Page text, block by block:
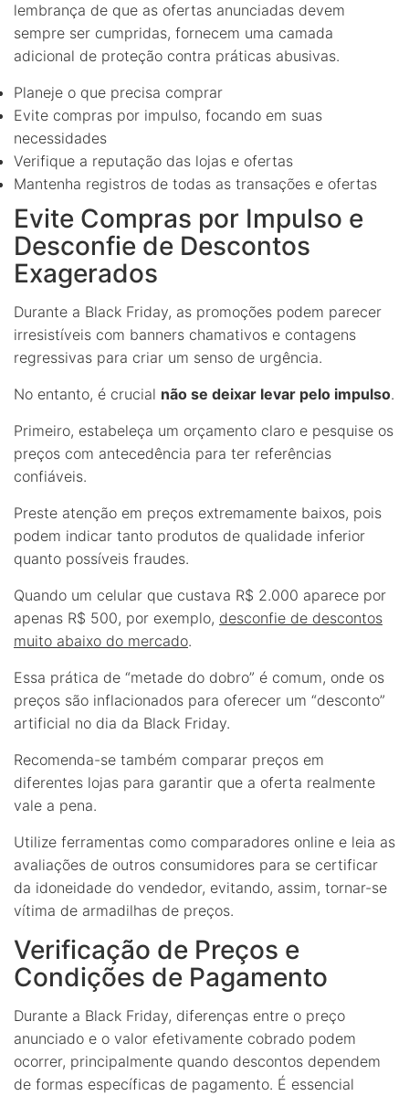
lembrança de que as ofertas anunciadas devem
sempre ser cumpridas, fornecem uma camada
adicional de proteção contra práticas abusivas.
Planeje o que precisa comprar
Evite compras por impulso, focando em suas
necessidades
Verifique a reputação das lojas e ofertas
Mantenha registros de todas as transações e ofertas
Evite Compras por Impulso e
Desconfie de Descontos
Exagerados
Durante a Black Friday, as promoções podem parecer
irresistíveis com banners chamativos e contagens
regressivas para criar um senso de urgência.
No entanto, é crucial não se deixar levar pelo impulso.
Primeiro, estabeleça um orçamento claro e pesquise os
preços com antecedência para ter referências
confiáveis.
Preste atenção em preços extremamente baixos, pois
podem indicar tanto produtos de qualidade inferior
quanto possíveis fraudes.
Quando um celular que custava R$ 2.000 aparece por
apenas R$ 500, por exemplo, desconfie de descontos
muito abaixo do mercado.
Essa prática de “metade do dobro” é comum, onde os
preços são inflacionados para oferecer um “desconto”
artificial no dia da Black Friday.
Recomenda-se também comparar preços em
diferentes lojas para garantir que a oferta realmente
vale a pena.
Utilize ferramentas como comparadores online e leia as
avaliações de outros consumidores para se certificar
da idoneidade do vendedor, evitando, assim, tornar-se
vítima de armadilhas de preços.
Verificação de Preços e
Condições de Pagamento
Durante a Black Friday, diferenças entre o preço
anunciado e o valor efetivamente cobrado podem
ocorrer, principalmente quando descontos dependem
de formas específicas de pagamento. É essencial